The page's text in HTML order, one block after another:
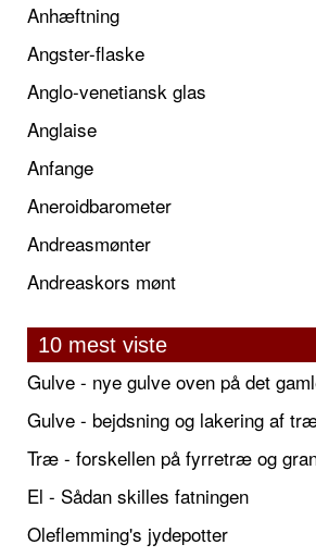
Anhæftning
Angster-flaske
Anglo-venetiansk glas
Anglaise
Anfange
Aneroidbarometer
Andreasmønter
Andreaskors mønt
10 mest viste
Gulve - nye gulve oven på det
Gulve - bejdsning og lakering af
Træ - forskellen på fyrretræ og
El - Sådan skilles fatningen
Oleflemming's jydepotter